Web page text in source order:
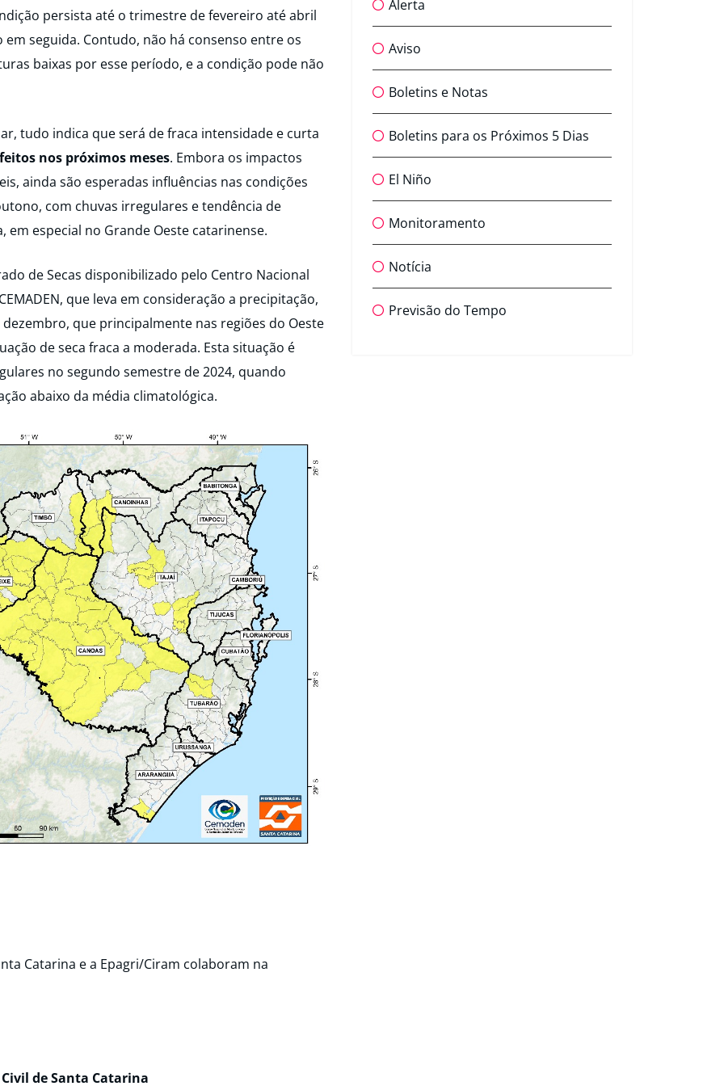
persista até o trimestre de fevereiro até abril
seguida. Contudo, não há consenso entre os
baixas por esse período, e a condição pode não
tudo indica que será de fraca intensidade e curta
nos próximos meses. Embora os impactos
ainda são esperadas influências nas condições
com chuvas irregulares e tendência de
especial no Grande Oeste catarinense.
de Secas disponibilizado pelo Centro Nacional
que leva em consideração a precipitação,
que principalmente nas regiões do Oeste
de seca fraca a moderada. Esta situação é
no segundo semestre de 2024, quando
abaixo da média climatológica.
Catarina e a Epagri/Ciram colaboram na
de Santa Catarina
Alerta
Aviso
Boletins e Notas
Boletins para os Próximos 5 Dias
El Niño
Monitoramento
Notícia
Previsão do Tempo